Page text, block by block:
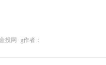
投网 g作者：